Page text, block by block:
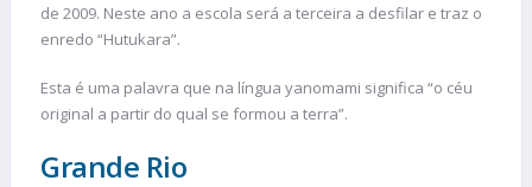
de 2009. Neste ano a escola será a terceira a desfilar e traz o
enredo “Hutukara”.
Esta é uma palavra que na língua yanomami significa “o céu
original a partir do qual se formou a terra”.
Grande Rio